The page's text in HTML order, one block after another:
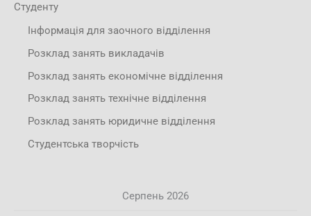
Студенту
Інформація для заочного відділення
Розклад занять викладачів
Розклад занять економічне відділення
Розклад занять технічне відділення
Розклад занять юридичне відділення
Студентська творчість
Серпень 2026